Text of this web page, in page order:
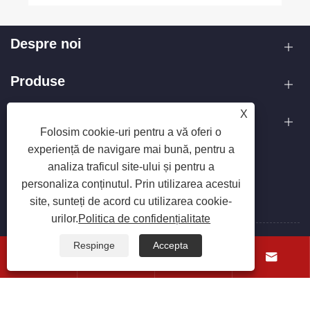
Despre noi
Produse
URMAȚI-NE
Copyright © 2025 Zhejiang Hanxin Cookware Co., Ltd. Toate
LinksSitemapRSSXMLPolitica de confidențialitate
 
X
Folosim cookie-uri pentru a vă oferi o
experiență de navigare mai bună, pentru a
analiza traficul site-ului și pentru a
personaliza conținutul. Prin utilizarea acestui
site, sunteți de acord cu utilizarea cookie-
urilor.Politica de confidențialitate
Respinge Accepta